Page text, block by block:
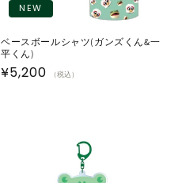
NEW
ベースボールシャツ(ガンズくん&一
平くん)
通
¥5,200 （税込）